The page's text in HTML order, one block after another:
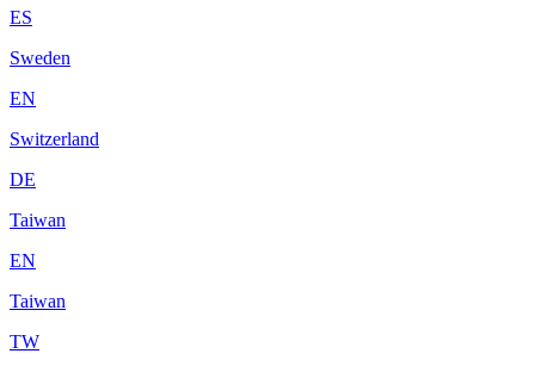
ES
Sweden
EN
Switzerland
DE
Taiwan
EN
Taiwan
TW